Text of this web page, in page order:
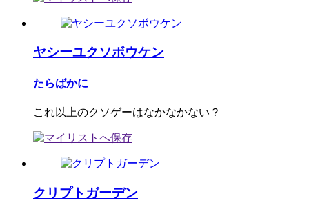
ヤシーユクソボウケン
たらばかに
これ以上のクソゲーはなかなかない？
クリプトガーデン